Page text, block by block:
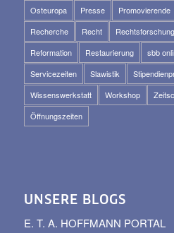
Osteuropa
Presse Promovierende
Recherche
Recht Rechtsforschung
Reformation
Restaurierung sbb
Servicezeiten
Slawistik
Wissenswerkstatt
Workshop
Öffnungszeiten
UNSERE BLOGS
E. T. A. HOFFMANN PORTAL